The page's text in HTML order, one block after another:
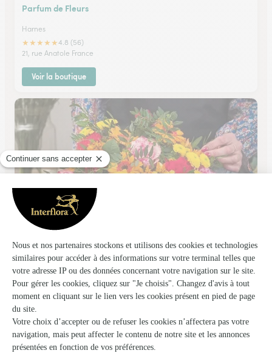
Parfum de Fleurs
Harnes
★★★★★4.8 (56)
21, rue Anatole France
Voir la boutique
De Fleur en Fleurs
Arras
70, avenue Winston Churchill
Voir la boutique